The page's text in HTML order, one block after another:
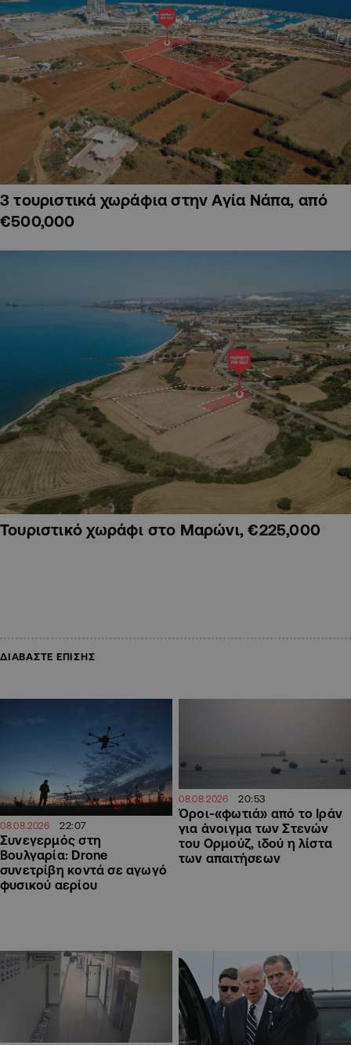
3 τουριστικά χωράφια στην Αγία Νάπα, από
€500,000
Τουριστικό χωράφι στο Μαρώνι, €225,000
ΔΙΑΒΑΣΤΕ ΕΠΙΣΗΣ
08.08.2026 22:07
Συνεγερμός στη
Βουλγαρία: Drone
συνετρίβη κοντά σε αγωγό
φυσικού αερίου
08.08.2026 20:53
Όροι-«φωτιά» από το Ιράν
για άνοιγμα των Στενών
του Ορμούζ, ιδού η λίστα
των απαιτήσεων